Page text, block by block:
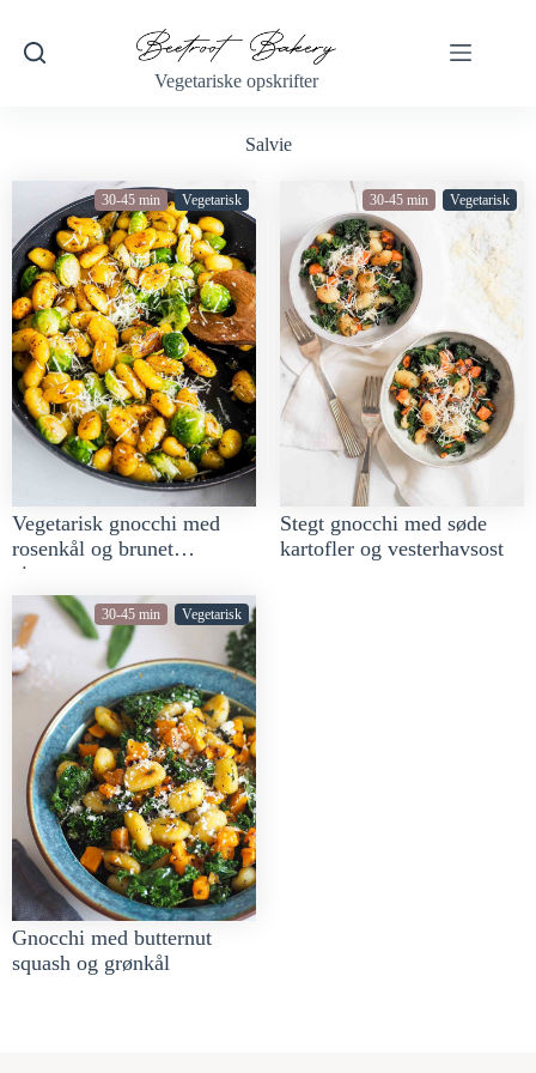
Vegetariske opskrifter
Salvie
30-45 min Vegetarisk
Vegetarisk gnocchi med
rosenkål og brunet
citronsmør
30-45 min Vegetarisk
Stegt gnocchi med søde
kartofler og vesterhavsost
30-45 min Vegetarisk
Gnocchi med butternut
squash og grønkål